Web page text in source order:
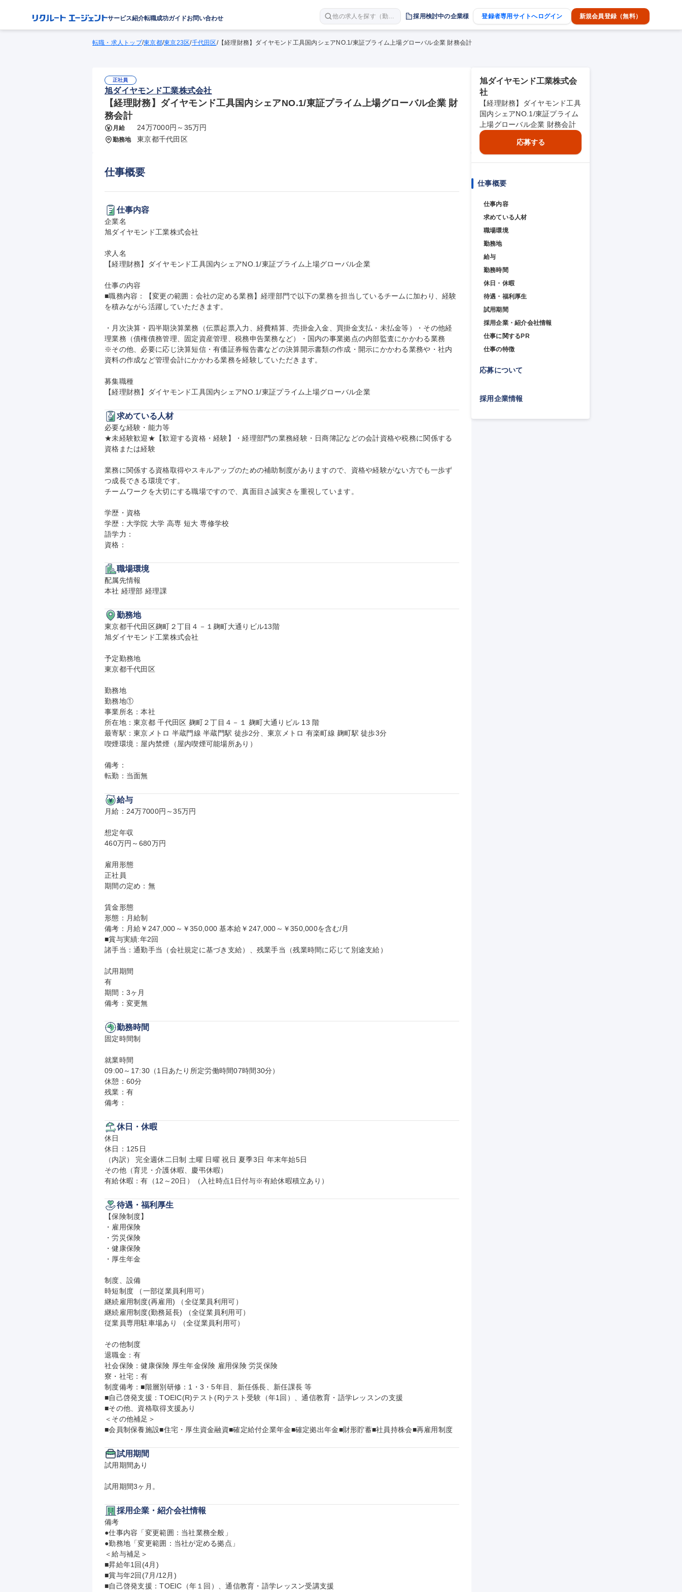
サービス紹介転職成功ガイドお問い合わせ
他の求人を探す（勤務
地 職種 年収など）
採用検討中の企業様 登録者専用サイトへログイン 新規会員登録（無料）
転職・求人トップ/東京都/東京23区/千代田区/【経理財務】ダイヤモンド工具国内シェアNO.1/東証プライム上場グローバル企業 財務会計
正社員
旭ダイヤモンド工業株式会社
【経理財務】ダイヤモンド工具国内シェアNO.1/東証プライム上場グローバル企業 財
務会計
月給 24万7000円～35万円
勤務地 東京都千代田区
仕事概要
仕事内容
企業名
旭ダイヤモンド工業株式会社
求人名
【経理財務】ダイヤモンド工具国内シェアNO.1/東証プライム上場グローバル企業
仕事の内容
■職務内容：【変更の範囲：会社の定める業務】経理部門で以下の業務を担当しているチームに加わり、経験
を積みながら活躍していただきます。
・月次決算・四半期決算業務（伝票起票入力、経費精算、売掛金入金、買掛金支払・未払金等）・その他経
理業務（債権債務管理、固定資産管理、税務申告業務など）・国内の事業拠点の内部監査にかかわる業務
※その他、必要に応じ決算短信・有価証券報告書などの決算開示書類の作成・開示にかかわる業務や・社内
資料の作成など管理会計にかかわる業務を経験していただきます。
募集職種
【経理財務】ダイヤモンド工具国内シェアNO.1/東証プライム上場グローバル企業
求めている人材
必要な経験・能力等
★未経験歓迎★【歓迎する資格・経験】・経理部門の業務経験・日商簿記などの会計資格や税務に関係する
資格または経験
業務に関係する資格取得やスキルアップのための補助制度がありますので、資格や経験がない方でも一歩ず
つ成長できる環境です。
チームワークを大切にする職場ですので、真面目さ誠実さを重視しています。
学歴・資格
学歴：大学院 大学 高専 短大 専修学校
語学力：
資格：
職場環境
配属先情報
本社 経理部 経理課
勤務地
東京都千代田区麹町２丁目４－１麹町大通りビル13階
旭ダイヤモンド工業株式会社
予定勤務地
東京都千代田区
勤務地
勤務地①
事業所名：本社
所在地：東京都 千代田区 麹町２丁目４－１ 麹町大通りビル 13 階
最寄駅：東京メトロ 半蔵門線 半蔵門駅 徒歩2分、東京メトロ 有楽町線 麹町駅 徒歩3分
喫煙環境：屋内禁煙（屋内喫煙可能場所あり）
備考：
転勤：当面無
給与
月給：24万7000円～35万円
想定年収
460万円～680万円
雇用形態
正社員
期間の定め：無
賃金形態
形態：月給制
備考：月給￥247,000～￥350,000 基本給￥247,000～￥350,000を含む/月
■賞与実績:年2回
諸手当：通勤手当（会社規定に基づき支給）、残業手当（残業時間に応じて別途支給）
試用期間
有
期間：3ヶ月
備考：変更無
勤務時間
固定時間制
就業時間
09:00～17:30（1日あたり所定労働時間07時間30分）
休憩：60分
残業：有
備考：
休日・休暇
休日
休日：125日
（内訳） 完全週休二日制 土曜 日曜 祝日 夏季3日 年末年始5日
その他（育児・介護休暇、慶弔休暇）
有給休暇：有（12～20日）（入社時点1日付与※有給休暇積立あり）
待遇・福利厚生
【保険制度】
・雇用保険
・労災保険
・健康保険
・厚生年金
制度、設備
時短制度 （一部従業員利用可）
継続雇用制度(再雇用) （全従業員利用可）
継続雇用制度(勤務延長) （全従業員利用可）
従業員専用駐車場あり （全従業員利用可）
その他制度
退職金：有
社会保険：健康保険 厚生年金保険 雇用保険 労災保険
寮・社宅：有
制度備考：■階層別研修：1・3・5年目、新任係長、新任課長 等
■自己啓発支援：TOEIC(R)テスト(R)テスト受験（年1回）、通信教育・語学レッスンの支援
■その他、資格取得支援あり
＜その他補足＞
■会員制保養施設■住宅・厚生資金融資■確定給付企業年金■確定拠出年金■財形貯蓄■社員持株会■再雇用制度
試用期間
試用期間あり
試用期間3ヶ月。
採用企業・紹介会社情報
備考
●仕事内容「変更範囲：当社業務全般」
●勤務地「変更範囲：当社が定める拠点」
＜給与補足＞
■昇給年1回(4月)
■賞与年2回(7月/12月)
■自己啓発支援：TOEIC（年１回）、通信教育・語学レッスン受講支援
旭ダイヤモンド工業株式会
社
【経理財務】ダイヤモンド工具
国内シェアNO.1/東証プライム
上場グローバル企業 財務会計
応募する
仕事概要
仕事内容
求めている人材
職場環境
勤務地
給与
勤務時間
休日・休暇
待遇・福利厚生
試用期間
採用企業・紹介会社情報
仕事に関するPR
仕事の特徴
応募について
採用企業情報